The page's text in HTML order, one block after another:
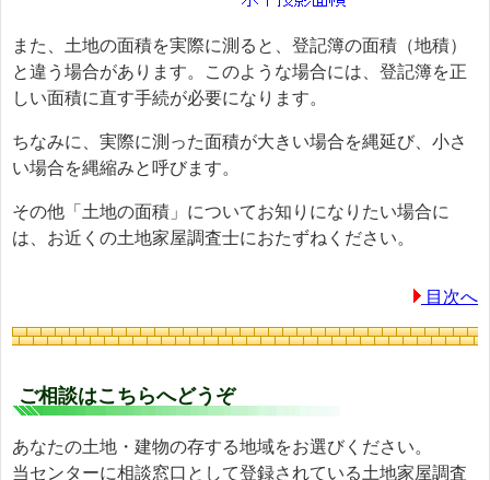
また、土地の面積を実際に測ると、登記簿の面積（地積）
と違う場合があります。このような場合には、登記簿を正
しい面積に直す手続が必要になります。
ちなみに、実際に測った面積が大きい場合を縄延び、小さ
い場合を縄縮みと呼びます。
その他「土地の面積」についてお知りになりたい場合に
は、お近くの土地家屋調査士におたずねください。
目次へ
ご相談はこちらへどうぞ
あなたの土地・建物の存する地域をお選びください。
当センターに相談窓口として登録されている土地家屋調査